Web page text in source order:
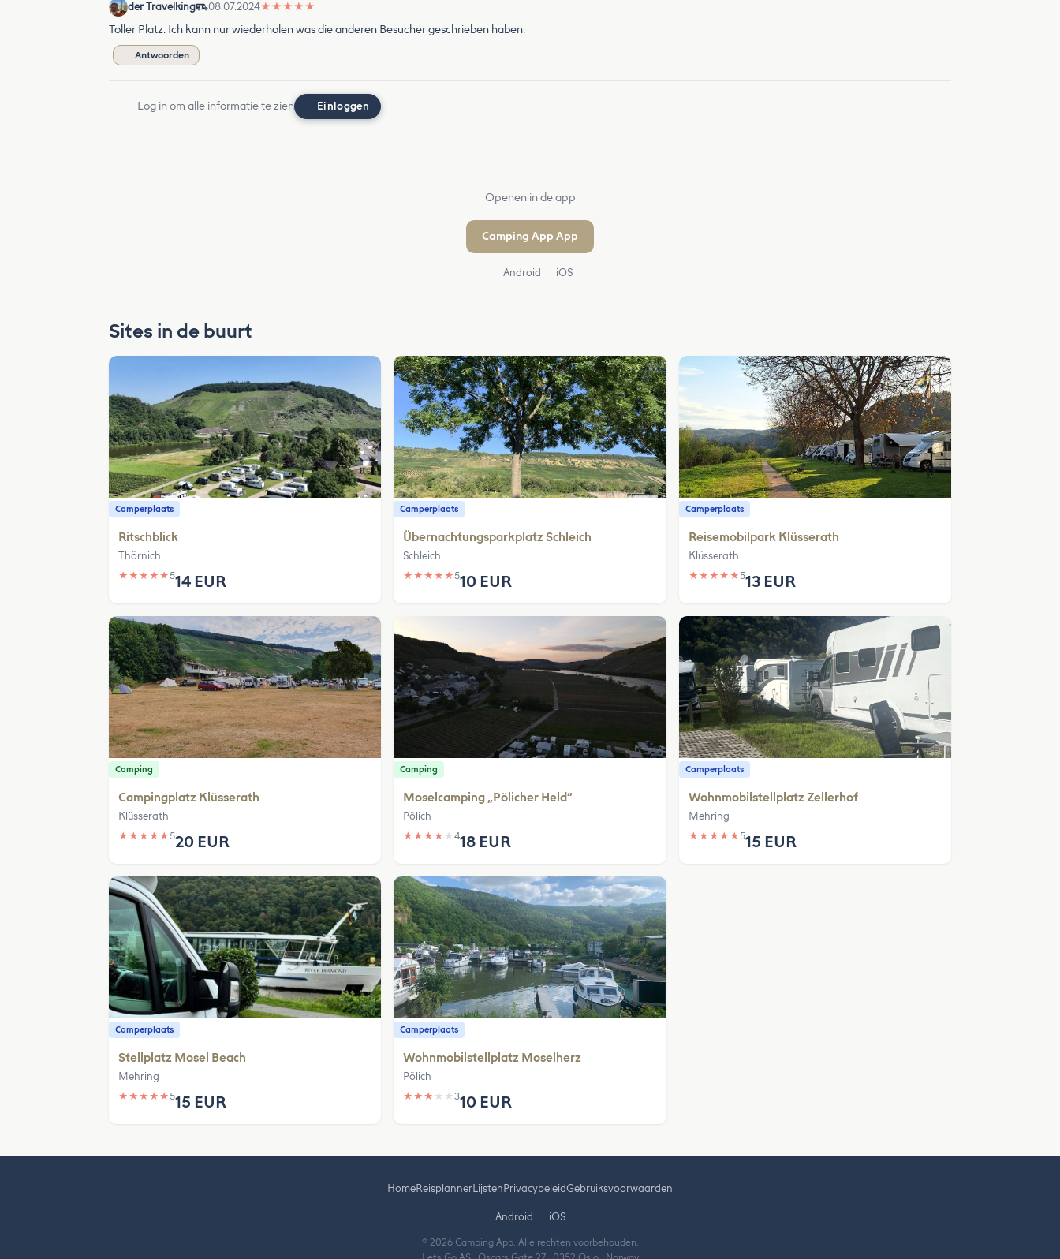
der Travelking 08.07.2024★ ★ ★ ★ ★
Toller Platz. Ich kann nur wiederholen was die anderen Besucher geschrieben haben.
Antwoorden
Log in om alle informatie te zien Einloggen
Openen in de app
Camping App App
Android iOS
Sites in de buurt
Camperplaats
Ritschblick
Thörnich
★ ★ ★ ★ ★514 EUR
Camperplaats
Übernachtungsparkplatz Schleich
Schleich
★ ★ ★ ★ ★510 EUR
Camperplaats
Reisemobilpark Klüsserath
Klüsserath
★ ★ ★ ★ ★513 EUR
Camping
Campingplatz Klüsserath
Klüsserath
★ ★ ★ ★ ★520 EUR
Camping
Moselcamping „Pölicher Held“
Pölich
★ ★ ★ ★ ★418 EUR
Camperplaats
Wohnmobilstellplatz Zellerhof
Mehring
★ ★ ★ ★ ★515 EUR
Camperplaats
Stellplatz Mosel Beach
Mehring
★ ★ ★ ★ ★515 EUR
Camperplaats
Wohnmobilstellplatz Moselherz
Pölich
★ ★ ★ ★ ★310 EUR
HomeReisplannerLijsten PrivacybeleidGebruiksvoorwaarden
Android iOS
© 2026 Camping App. Alle rechten voorbehouden.